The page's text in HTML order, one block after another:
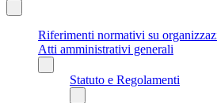
Riferimenti normativi su
Atti amministrativi generali
Statuto e Regolamenti